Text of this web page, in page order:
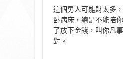
這個男人可能財太多
卧病床，總是不能陪
了放下金錢，叫你凡
對。